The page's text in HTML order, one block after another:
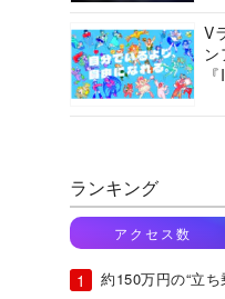
ー
V
ン
ランキング
アクセス数
約150万円の“立